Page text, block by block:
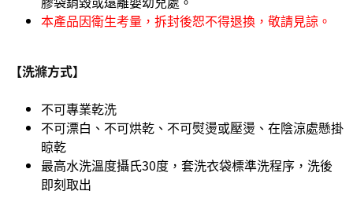
本產品因衛生考量，拆封後恕不得退換，敬請見諒。
【洗滌方式】
不可專業乾洗
不可漂白、不可烘乾、不可熨燙或壓燙、在陰涼處懸掛
晾乾
最高水洗溫度攝氏30度，套洗衣袋標準洗程序，洗後
即刻取出